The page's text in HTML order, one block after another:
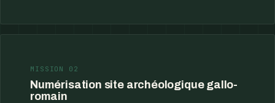
MISSION 02
Numérisation site archéologique gallo-
romain